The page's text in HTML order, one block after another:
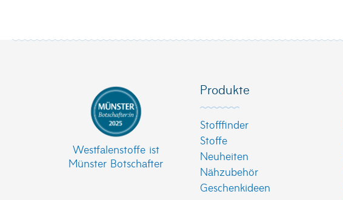
Westfalenstoffe ist
Münster Botschafter
Produkte
Stofffinder
Stoffe
Neuheiten
Nähzubehör
Geschenkideen